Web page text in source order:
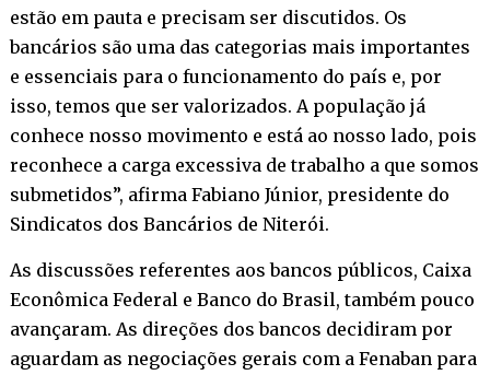
estão em pauta e precisam ser discutidos. Os
bancários são uma das categorias mais importantes
e essenciais para o funcionamento do país e, por
isso, temos que ser valorizados. A população já
conhece nosso movimento e está ao nosso lado, pois
reconhece a carga excessiva de trabalho a que somos
submetidos”, afirma Fabiano Júnior, presidente do
Sindicatos dos Bancários de Niterói.
As discussões referentes aos bancos públicos, Caixa
Econômica Federal e Banco do Brasil, também pouco
avançaram. As direções dos bancos decidiram por
aguardam as negociações gerais com a Fenaban para